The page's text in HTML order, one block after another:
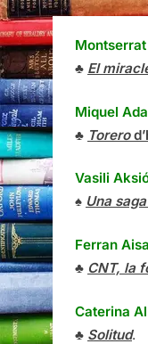
♣ El
Miquel
♣ Torero
Vasili
♠ Una
Ferran Aisa
♣ CNT, la
Caterina
♣ Solitud.